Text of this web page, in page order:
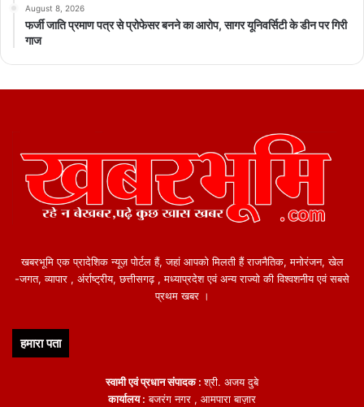
August 8, 2026
फर्जी जाति प्रमाण पत्र से प्रोफेसर बनने का आरोप, सागर यूनिवर्सिटी के डीन पर गिरी
गाज
खबरभूमि एक प्रादेशिक न्यूज़ पोर्टल हैं, जहां आपको मिलती हैं राजनैतिक, मनोरंजन, खेल
-जगत, व्यापार , अंर्राष्ट्रीय, छत्तीसगढ़ , मध्याप्रदेश एवं अन्य राज्यो की विश्वशनीय एवं सबसे
प्रथम खबर ।
हमारा पता
स्वामी एवं प्रधान संपादक :श्री. अजय दुबे
कार्यालय : बजरंग नगर , आमपारा बाज़ार